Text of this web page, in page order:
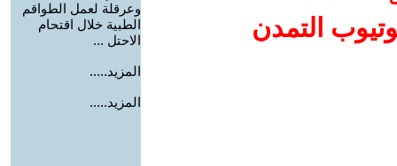
التمدن
وعرقلة لعمل الطواقم
الطبية خلال اقتحام
الاحتل ...
المزيد.....
المزيد.....